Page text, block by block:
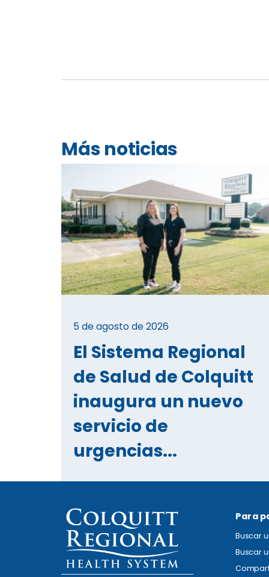
Más noticias
5 de agosto de 2026
El Sistema Regional
de Salud de Colquitt
inaugura un nuevo
servicio de
urgencias...
Para
Buscar
Buscar